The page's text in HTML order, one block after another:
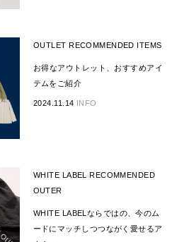
OUTLET RECOMMENDED ITEMS
お得なアウトレット、おすすめアイ
テムをご紹介
2024.11.14 INFO
WHITE LABEL RECOMMENDED
OUTER
WHITE LABELならではの、今のム
ードにマッチしつつながく愛せるア